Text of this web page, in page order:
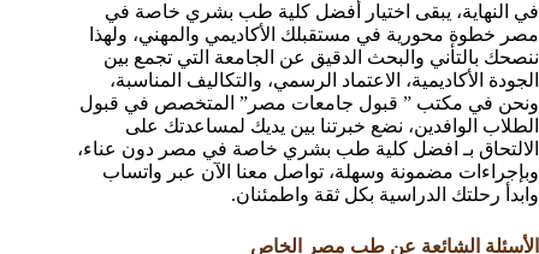
في النهاية، يبقى اختيار أفضل كلية طب بشري خاصة في
مصر خطوة محورية في مستقبلك الأكاديمي والمهني، ولهذا
ننصحك بالتأني والبحث الدقيق عن الجامعة التي تجمع بين
الجودة الأكاديمية، الاعتماد الرسمي، والتكاليف المناسبة،
ونحن في مكتب ” قبول جامعات مصر” المتخصص في قبول
الطلاب الوافدين، نضع خبرتنا بين يديك لمساعدتك على
الالتحاق بـ افضل كلية طب بشري خاصة في مصر دون عناء،
وبإجراءات مضمونة وسهلة، تواصل معنا الآن عبر واتساب
وابدأ رحلتك الدراسية بكل ثقة واطمئنان.
الأسئلة الشائعة عن طب مصر الخاص